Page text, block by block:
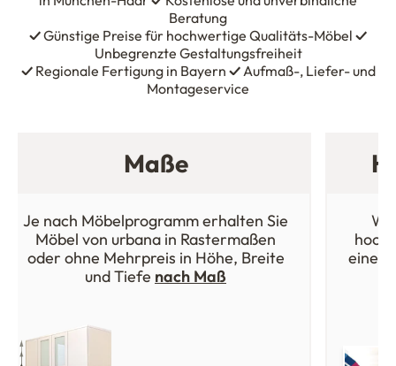
Beratung
✓Günstige Preise für hochwertige Qualitäts-Möbel ✓
Unbegrenzte Gestaltungsfreiheit
✓Regionale Fertigung in Bayern ✓Aufmaß-, Liefer- und
Montageservice
Maße
Je nach Möbelprogramm erhalten Sie
Möbel von urbana in Rastermaßen
oder ohne Mehrpreis in Höhe, Breite
und Tiefe nach Maß
einer